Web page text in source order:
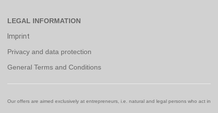
LEGAL INFORMATION
Imprint
Privacy and data protection
General Terms and Conditions
Our offers are aimed exclusively at entrepreneurs, i.e. natural and legal persons who act in